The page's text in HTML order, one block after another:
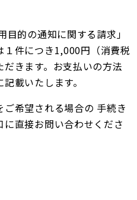
的の通知に関する請求」
件につき1,000円（消費税
きます。お支払いの方法
載いたします。
希望される場合の 手続き
直接お問い合わせくださ